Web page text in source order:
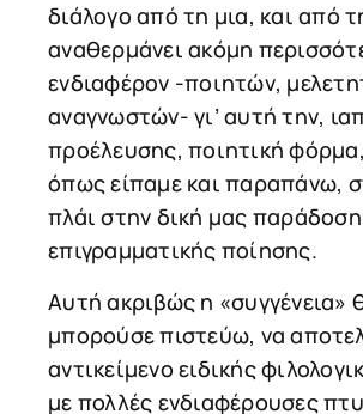
διάλογο από τη μια, και από
αναθερμάνει ακόμη
ενδιαφέρον -ποιητών,
αναγνωστών- γι’ αυτή την,
προέλευσης, ποιητική
όπως είπαμε και παραπάνω,
πλάι στην δική μας
επιγραμματικής ποίησης.
Αυτή ακριβώς η «συγγένεια»
μπορούσε πιστεύω, να
αντικείμενο ειδικής
με πολλές ενδιαφέρουσες